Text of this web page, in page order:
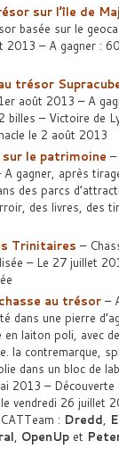
sur l’île de
basée sur le
2013 – A gagner :
trésor
août 2013 – A
billes – Victoire de
le 2 août 2013
sur le patrimoine –
gagner, après
des parcs
des livres, des
Trinitaires –
– Le 27 juillet
au trésor –
dans une pierre
en laiton poli, avec
la contremarque,
dans un bloc de
2013 – Découverte
vendredi 26 juillet
: Dredd,
, OpenUp et